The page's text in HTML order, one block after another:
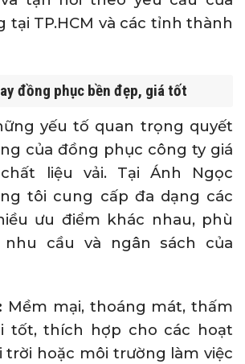
tại TP.HCM và các tỉnh thành
đồng phục bền đẹp, giá tốt
yếu tố quan trọng quyết
của đồng phục công ty giá
liệu vải. Tại Ánh Ngọc
tôi cung cấp đa dạng các
ưu điểm khác nhau, phù
cầu và ngân sách của
Mềm mại, thoáng mát, thấm
tốt, thích hợp cho các hoạt
trời hoặc môi trường làm việc